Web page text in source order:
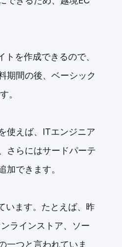
を作成できるので、
期間の後、ベーシック
。
使えば、ITエンジニア
さらにはサードパーテ
できます。
います。たとえば、昨
ラインストア、ソー
一つと言われていま